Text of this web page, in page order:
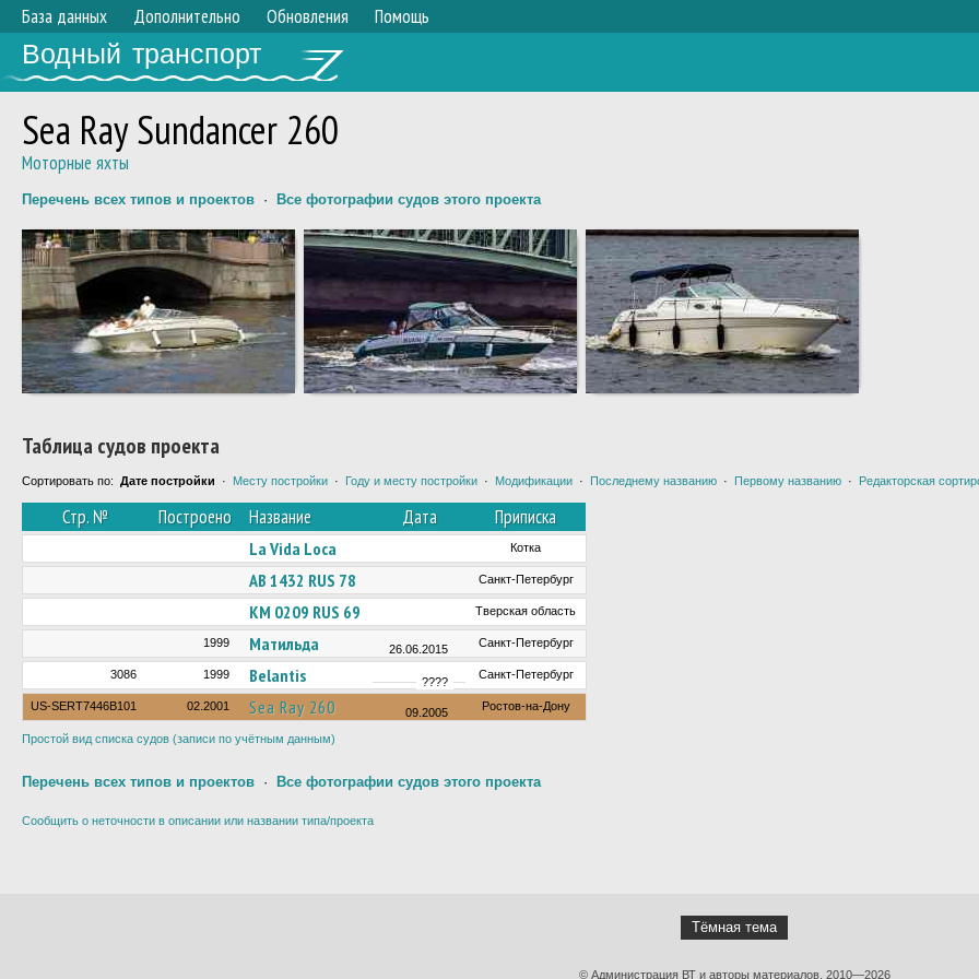
База данных Дополнительно Обновления Помощь
Водный транспорт
Sea Ray Sundancer 260
Моторные яхты
Перечень всех типов и проектов · Все фотографии судов этого проекта
Таблица судов проекта
Сортировать по: Дате постройки · Месту постройки · Году и месту постройки · Модификации · Последнему названию · Первому названию · Редакторская
Стр. № Построено Название Дата Приписка
La Vida Loca Котка
АВ 1432 RUS 78 Санкт-Петербург
КМ 0209 RUS 69 Тверская область
1999 Матильда 26.06.2015 Санкт-Петербург
3086 1999 Belantis ????
Санкт-Петербург
US-SERT7446В101 02.2001 Sea Ray 260 09.2005 Ростов-на-Дону
Простой вид списка судов (записи по учётным данным)
Перечень всех типов и проектов · Все фотографии судов этого проекта
Сообщить о неточности в описании или названии типа/проекта
Тёмная тема
© Администрация ВТ и авторы материалов, 2010—2026